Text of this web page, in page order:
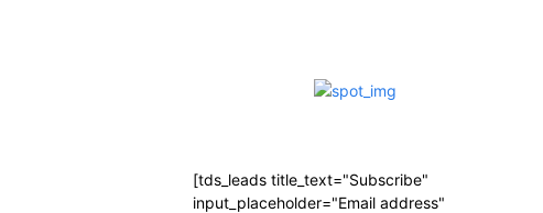
[tds_leads title_text="Subscribe"
input_placeholder="Email address"